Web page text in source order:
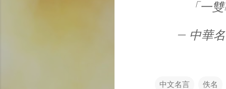
「一
— 中華
中文名言 佚名